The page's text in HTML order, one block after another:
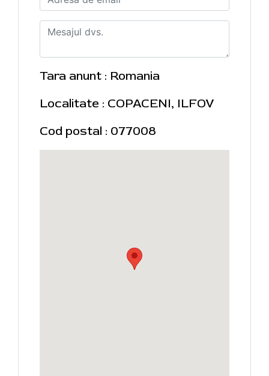
Tara anunt : Romania
Localitate : COPACENI, ILFOV
Cod postal : 077008